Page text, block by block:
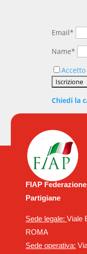
Email*
Name*
Chiedi la
FIAP
Partigiane
Sede legale:Viale
ROMA
Sede operativa: